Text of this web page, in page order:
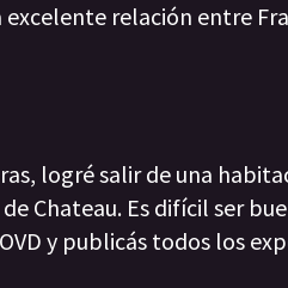
relación entre
logré salir de una
Chateau. Es difícil ser
y publicás todos los